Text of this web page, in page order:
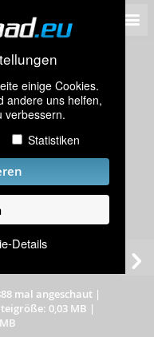
einige Cookies.
andere uns helfen,
verbessern.
Statistiken
Details
mal angeschaut |
0,03 MB |